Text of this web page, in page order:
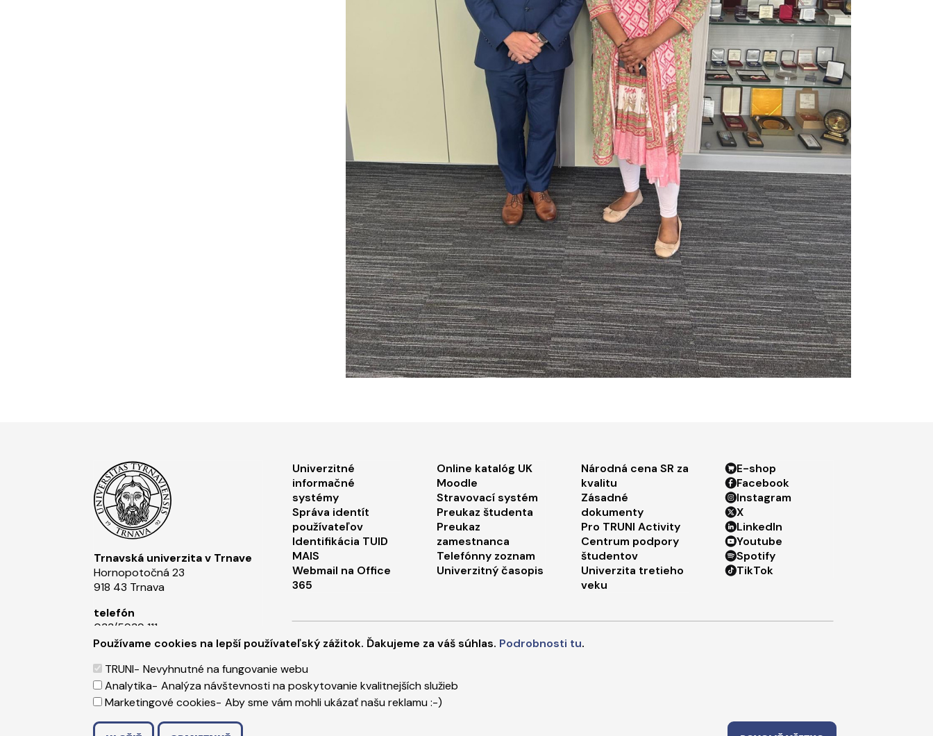
Trnavská univerzita v Trnave
Hornopotočná 23
918 43 Trnava
telefón
033/5939 111​
318 25 249
IČ DPH
SK2021177202​
Footer menu 1
Univerzitné
informačné
systémy
Správa identít
používateľov
Identifikácia TUID
MAIS
Webmail na Office
365
Footer menu 2
Online katalóg UK
Moodle
Stravovací systém
Preukaz študenta
Preukaz
zamestnanca
Telefónny zoznam
Univerzitný časopis
Footer menu 3
Národná cena SR za
kvalitu
Zásadné
dokumenty
Pro TRUNI Activity
Centrum podpory
študentov
Univerzita tretieho
veku
Footer menu 4
E-shop
Facebook
Instagram
X
LinkedIn
Youtube
Spotify
TikTok
Päta
Správca obsahu Technická podpora Vyhlásenie o prístupnosti
Copyright ©2026 Trnavská univerzita v Trnave
Created byActivIT s.r.o.
Používame cookies na lepší používateľský zážitok. Ďakujeme za váš súhlas. Podrobnosti tu.
TRUNI
Nevyhnutné na fungovanie webu
Analytika
Analýza návštevnosti na poskytovanie kvalitnejších služieb
Marketingové cookies
Aby sme vám mohli ukázať našu reklamu :-)